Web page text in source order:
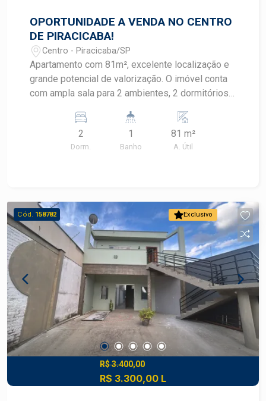
OPORTUNIDADE A VENDA NO CENTRO
DE PIRACICABA!
Centro - Piracicaba/SP
Apartamento com 81m², excelente localização e
grande potencial de valorização. O imóvel conta
com ampla sala para 2 ambientes, 2 dormitórios
box em blindex, cozinha, lavanderia
independente. Precisa de algumas reformas e
modernização, tornando-se uma excelente
acesso a supermercados, bancos, farmácias,
escolas, restaurantes e todo o comércio da
região. Excelente oportunidade para morar ou
investir. Agende sua visita!
2
Dorm.
1
Banho
81 m²
A. Útil
Exclusivo
Cód. 158782
R$ 3.400,00
R$ 3.300,00 L